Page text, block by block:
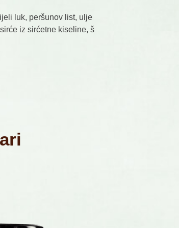
luk, peršunov list, ulje
iz sirćetne kiseline, š